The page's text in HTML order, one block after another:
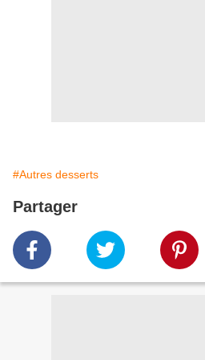
#Autres desserts
Partager